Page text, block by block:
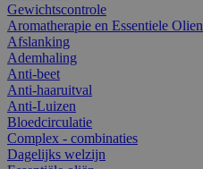
Gewichtscontrole
Aromatherapie en Essentiele Olien
Afslanking
Ademhaling
Anti-beet
Anti-haaruitval
Anti-Luizen
Bloedcirculatie
Complex - combinaties
Dagelijks welzijn